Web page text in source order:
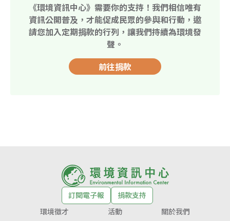
《環境資訊中心》需要你的支持！我們相信唯有
資訊公開普及，才能促成民眾的參與和行動，邀
請您加入定期捐款的行列，讓我們持續為環境發
聲。
前往捐款
訂閱電子報
捐款支持
環境徵才
活動
關於我們